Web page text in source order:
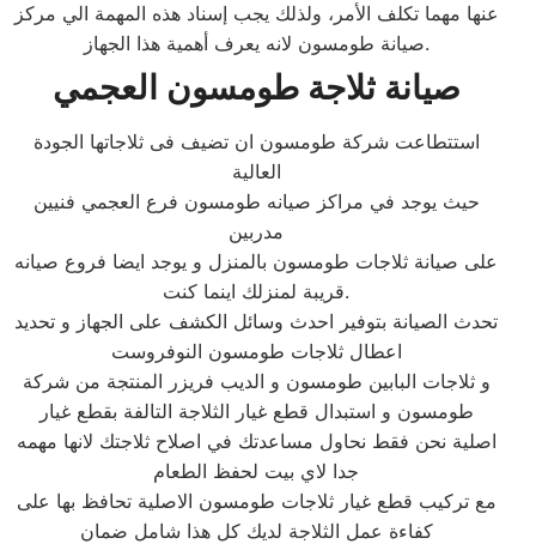
عنها مهما تكلف الأمر، ولذلك يجب إسناد هذه المهمة الي مركز
صيانة طومسون لانه يعرف أهمية هذا الجهاز.
صيانة ثلاجةطومسون العجمي
استتطاعت شركة طومسون ان تضيف فى ثلاجاتها الجودة
العالية
حيث يوجد في مراكز صيانه طومسون فرع العجمي فنيين
مدربين
على صيانة ثلاجات طومسون بالمنزل و يوجد ايضا فروع صيانه
قريبة لمنزلك اينما كنت.
تحدث الصيانة بتوفير احدث وسائل الكشف على الجهاز و تحديد
اعطال ثلاجات طومسون النوفروست
و ثلاجات البابين طومسون و الديب فريزر المنتجة من شركة
طومسون و استبدال قطع غيار الثلاجة التالفة بقطع غيار
اصلية نحن فقط نحاول مساعدتك في اصلاح ثلاجتك لانها مهمه
جدا لاي بيت لحفظ الطعام
مع تركيب قطع غيار ثلاجات طومسون الاصلية تحافظ بها على
كفاءة عمل الثلاجة لديك كل هذا شامل ضمان